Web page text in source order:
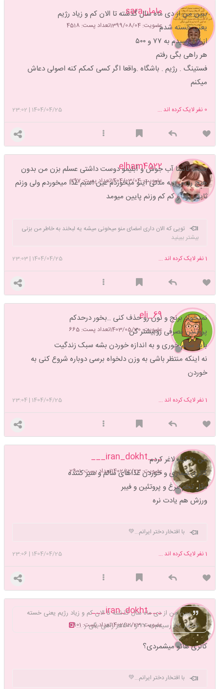
مامانsara
عضویت: 1399/08/04 تعداد پست: 4518
ببین من از دی ماه سال گذشته تا الان کم و زیاد رژیم
یعنی خسته شدم
از ۸۳ رسیدم به ۷۷ و ۵۰۰
هر راهی بگی رفتم
فستینگ . رژیم . باشگاه .واقعا اگر کسی کمکم کنه اصولی دعاش
میکنم
1404/04/25
|
23:02 0 نفر لایک کرده اند ...
elham4522
عضویت: 1404/03/04 تعداد پست: 797
صبحا ناشتا آب جوش و آبلیمو دوست داشتی عسلم بزن من بدون
هیچ رژیمی یه مدتی اینو میخوردم عین اسبم غذا میخوردم ولی وزنم
ثابت بود و کم کم وزنم پایین میومد
تویی که الان داری امضای منو میخونی میشه یه لبخند به خاطر من بزنی
؟ قربونت برمممم 🥹 خیلی قشنگتر شدی دیگه اخم نکنیا 🙃
بیشتر ببینید
1404/04/25
|
23:03 1نفر لایک کرده اند ...
eli_69
عضویت: 1403/05/30 تعداد پست: 665
نمیخواد برنج و نون رو حذف کنی ..بخور درحدکم
پروتئین نصرفی رو‌بیشتر کن
باید سالم خوری و به اندازه خوردن بشه سبک زندگیت
نه اینکه منتظر باشی به وزن دلخواه برسی دوباره شروع کنی به
خوردن
1404/04/25
|
23:04 1نفر لایک کرده اند ...
___iran_dokht___
عضویت: 1402/12/23 تعداد پست: 2901
من ۲۰ کیلو لاغر کردم
کالری شماری و خوردن غذاهای سالم و سیر کننده
مثل تخم مرغ و پروتئین و فیبر
ورزش هم یادت نره
با افتخار دختر ایرانم...💚
1404/04/25
|
23:06 1نفر لایک کرده اند ...
___iran_dokht___
عضویت: 1402/12/23 تعداد پست: 2901
ببین من از دی ماه سال گذشته تا الان کم و زیاد رژیم یعنی خسته
شدماز ۸۳ رسیدم به ۷۷ و ۵۰۰هر راهی بگی ر ...
کالری هاتو میشمردی؟
با افتخار دختر ایرانم...💚